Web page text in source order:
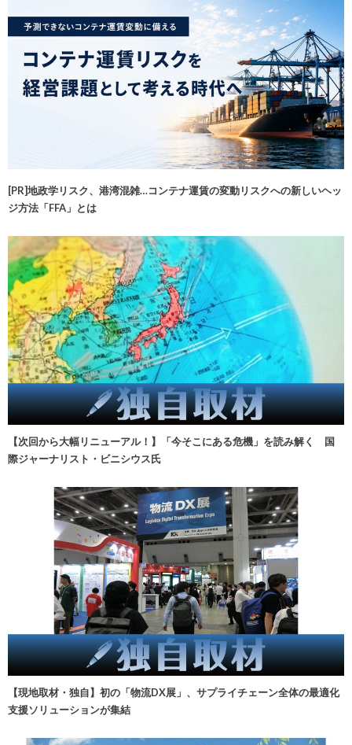
[PR]地政学リスク、港湾混雑…コンテナ運賃の変動リスクへの新しいヘッ
ジ方法「FFA」とは
【次回から大幅リニューアル！】「今そこにある危機」を読み解く 国
際ジャーナリスト・ビニシウス氏
【現地取材・独自】初の「物流DX展」、サプライチェーン全体の最適化
支援ソリューションが集結